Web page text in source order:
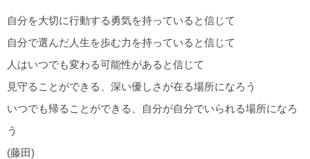
自分を大切に行動する勇気を持っていると信じて
自分で選んだ人生を歩む力を持っていると信じて
人はいつでも変わる可能性があると信じて
見守ることができる、深い優しさが在る場所になろう
いつでも帰ることができる、自分が自分でいられる場所になろ
う
(藤田)